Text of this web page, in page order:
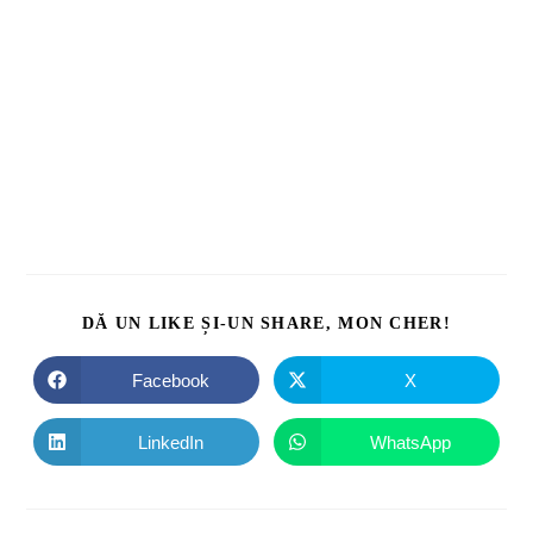
DĂ UN LIKE ȘI-UN SHARE, MON CHER!
Facebook X
LinkedIn WhatsApp